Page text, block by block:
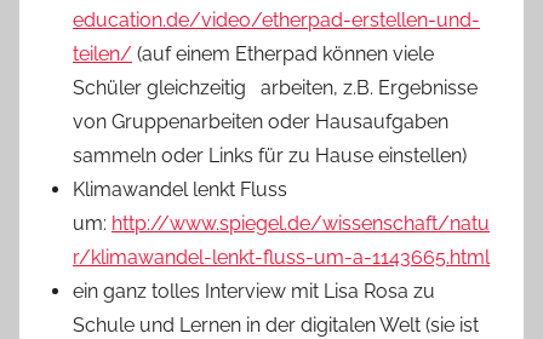
education.de/video/etherpad-erstellen-und-
teilen/ (auf einem Etherpad können viele
Schüler gleichzeitig arbeiten, z.B. Ergebnisse
von Gruppenarbeiten oder Hausaufgaben
sammeln oder Links für zu Hause einstellen)
Klimawandel lenkt Fluss
um: http://www.spiegel.de/wissenschaft/natu
r/klimawandel-lenkt-fluss-um-a-1143665.html
ein ganz tolles Interview mit Lisa Rosa zu
Schule und Lernen in der digitalen Welt (sie ist